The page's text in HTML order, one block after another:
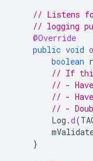
// Listens
// logging
@Override
public void
boolean
// If
// -
// -
// -
Log .d(
}